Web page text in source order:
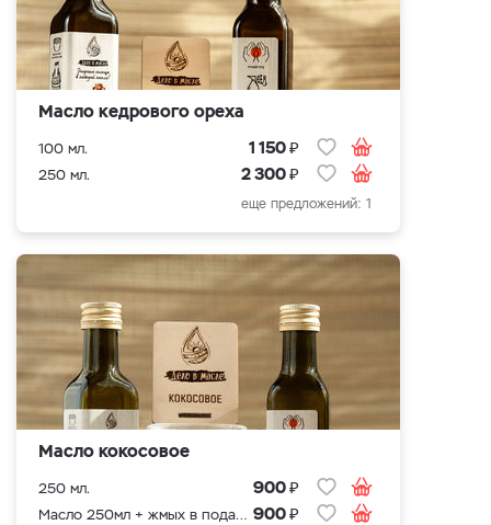
Масло кедрового ореха
100 мл. 1 150₽
250 мл. 2 300₽
еще предложений: 1
Масло кокосовое
250 мл. 900₽
Масло 250мл + жмых в подарок 900₽